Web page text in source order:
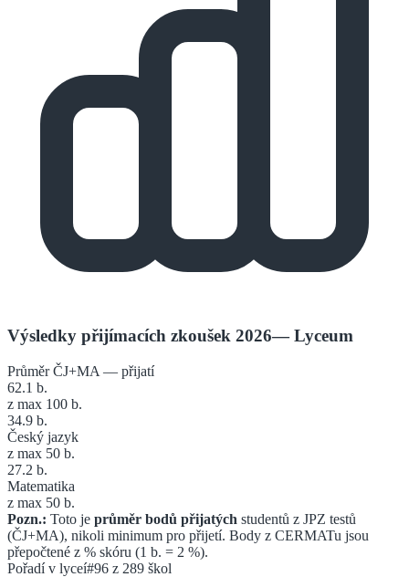
Výsledky přijímacích zkoušek 2026—Lyceum
Průměr ČJ+MA — přijatí
62.1 b.
z max 100 b.
34.9 b.
Český jazyk
z max 50 b.
27.2 b.
Matematika
z max 50 b.
Pozn.: Toto je průměr bodů přijatých studentů z JPZ testů
(ČJ+MA), nikoli minimum pro přijetí. Body z CERMATu jsou
přepočtené z % skóru (1 b. = 2 %).
Pořadí v lyceí#96 z 289 škol